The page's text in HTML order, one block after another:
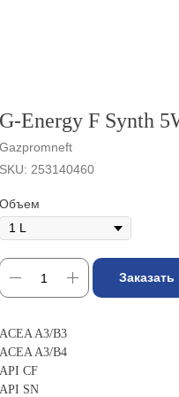
G-Energy F Synth
Gazpromneft
SKU: 253140460
Объем
Заказать
ACEA A3/B3
ACEA A3/B4
API CF
API SN